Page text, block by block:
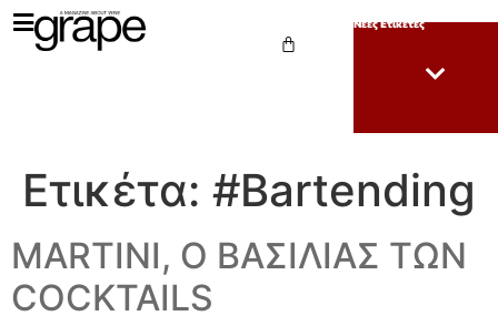
Νέες Ετικέτες
Ετικέτα: #Bartending
MARTINI, Ο ΒΑΣΙΛΙΑΣ ΤΩΝ
COCKTAILS